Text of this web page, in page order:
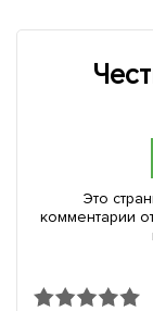
Это
комментарии